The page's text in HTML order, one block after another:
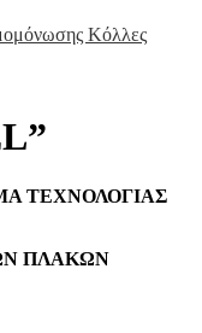
Κόλλες
ΤΕΧΝΟΛΟΓΙΑΣ
ΠΛΑΚΩΝ